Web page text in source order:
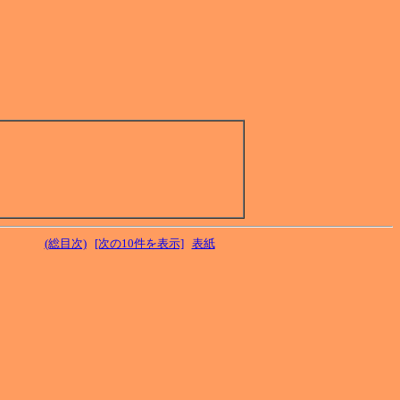
(総目次) [次の10件を表示] 表紙